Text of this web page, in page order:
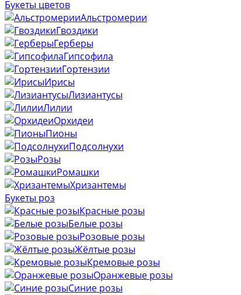
Букеты цветов
Альстромерии
Гвоздики
Герберы
Гипсофила
Гортензии
Ирисы
Лизиантусы
Лилии
Орхидеи
Пионы
Подсолнухи
Розы
Ромашки
Хризантемы
Букеты роз
Красные розы
Белые розы
Розовые розы
Жёлтые розы
Кремовые розы
Оранжевые розы
Синие розы